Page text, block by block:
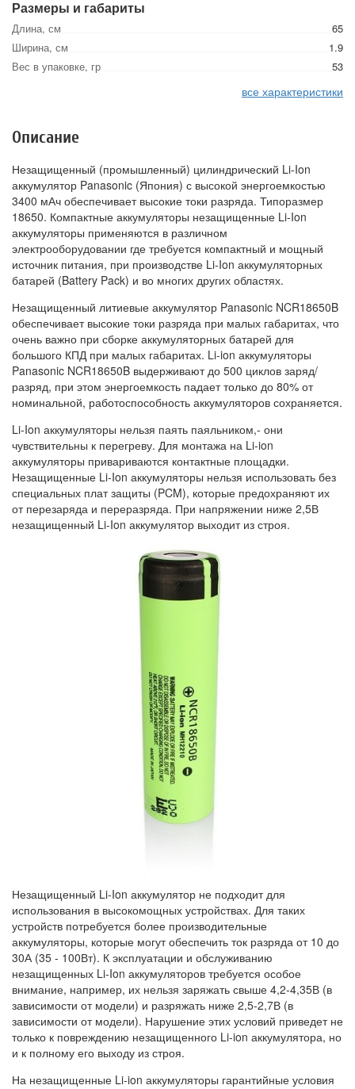
Размеры и габариты
Длина, см
65
Ширина, см
1.9
Вес в упаковке, гр
53
все характеристики
Описание
Незащищенный (промышленный) цилиндрический Li-Ion
аккумулятор Panasonic (Япония) с высокой энергоемкостью
3400 мАч обеспечивает высокие токи разряда. Типоразмер
18650. Компактные аккумуляторы незащищенные Li-Ion
аккумуляторы применяются в различном
электрооборудовании где требуется компактный и мощный
источник питания, при производстве Li-Ion аккумуляторных
батарей (Battery Pack) и во многих других областях.
Незащищенный литиевые аккумулятор Panasonic NCR18650B
обеспечивает высокие токи разряда при малых габаритах, что
очень важно при сборке аккумуляторных батарей для
большого КПД при малых габаритах. Li-ion аккумуляторы
Panasonic NCR18650B выдерживают до 500 циклов заряд/
разряд, при этом энергоемкость падает только до 80% от
номинальной, работоспособность аккумуляторов сохраняется.
Li-Ion аккумуляторы нельзя паять паяльником,- они
чувствительны к перегреву. Для монтажа на Li-ion
аккумуляторы привариваются контактные площадки.
Незащищенные Li-Ion аккумуляторы нельзя использовать без
специальных плат защиты (PCM), которые предохраняют их
от перезаряда и переразряда. При напряжении ниже 2,5В
незащищенный Li-Ion аккумулятор выходит из строя.
Незащищенный Li-Ion аккумулятор не подходит для
использования в высокомощных устройствах. Для таких
устройств потребуется более производительные
аккумуляторы, которые могут обеспечить ток разряда от 10 до
30А (35 - 100Вт). К эксплуатации и обслуживанию
незащищенных Li-Ion аккумуляторов требуется особое
внимание, например, их нельзя заряжать свыше 4,2-4,35В (в
зависимости от модели) и разряжать ниже 2,5-2,7В (в
зависимости от модели). Нарушение этих условий приведет не
только к повреждению незащищенного Li-ion аккумулятора, но
и к полному его выходу из строя.
На незащищенные Li-ion аккумуляторы гарантийные условия